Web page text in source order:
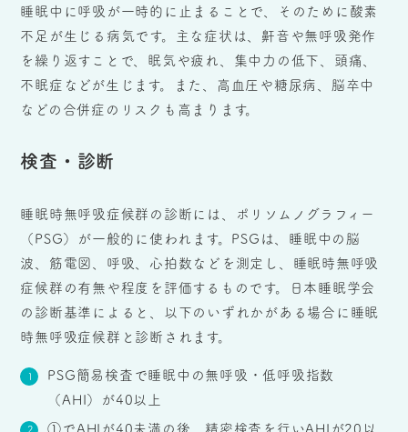
睡眠中に呼吸が一時的に止まることで、そのために酸素
不足が生じる病気です。主な症状は、鼾音や無呼吸発作
を繰り返すことで、眠気や疲れ、集中力の低下、頭痛、
不眠症などが生じます。また、高血圧や糖尿病、脳卒中
などの合併症のリスクも高まります。
検査・診断
睡眠時無呼吸症候群の診断には、ポリソムノグラフィー
（PSG）が一般的に使われます。PSGは、睡眠中の脳
波、筋電図、呼吸、心拍数などを測定し、睡眠時無呼吸
症候群の有無や程度を評価するものです。日本睡眠学会
の診断基準によると、以下のいずれかがある場合に睡眠
時無呼吸症候群と診断されます。
PSG簡易検査で睡眠中の無呼吸・低呼吸指数
（AHI）が40以上
①でAHIが40未満の後、精密検査を行いAHIが20以